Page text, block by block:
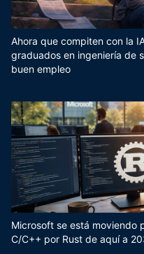
Ahora que compiten con la
graduados en ingeniería de
buen empleo
Microsoft se está moviendo
C/C++ por Rust de aquí a